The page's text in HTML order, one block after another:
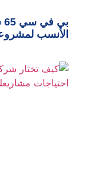
الأنسب